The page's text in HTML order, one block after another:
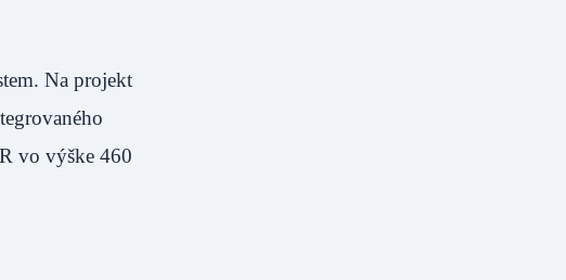
Na projekt
vo výške 460